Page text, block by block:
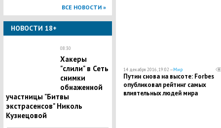
ВСЕ НОВОСТИ »
НОВОСТИ 18+
08:30
Хакеры
"слили" в Сеть
снимки
обнаженной
участницы "Битвы
экстрасенсов" Николь
Кузнецовой
14 декабря 2016, 19:02 —Мир
Путин снова на высоте: Forbes
опубликовал рейтинг самых
влиятельных людей мира